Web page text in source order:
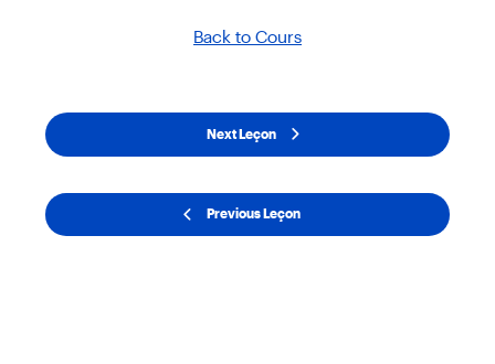
Previous Leçon
Back to Cours
Next Leçon